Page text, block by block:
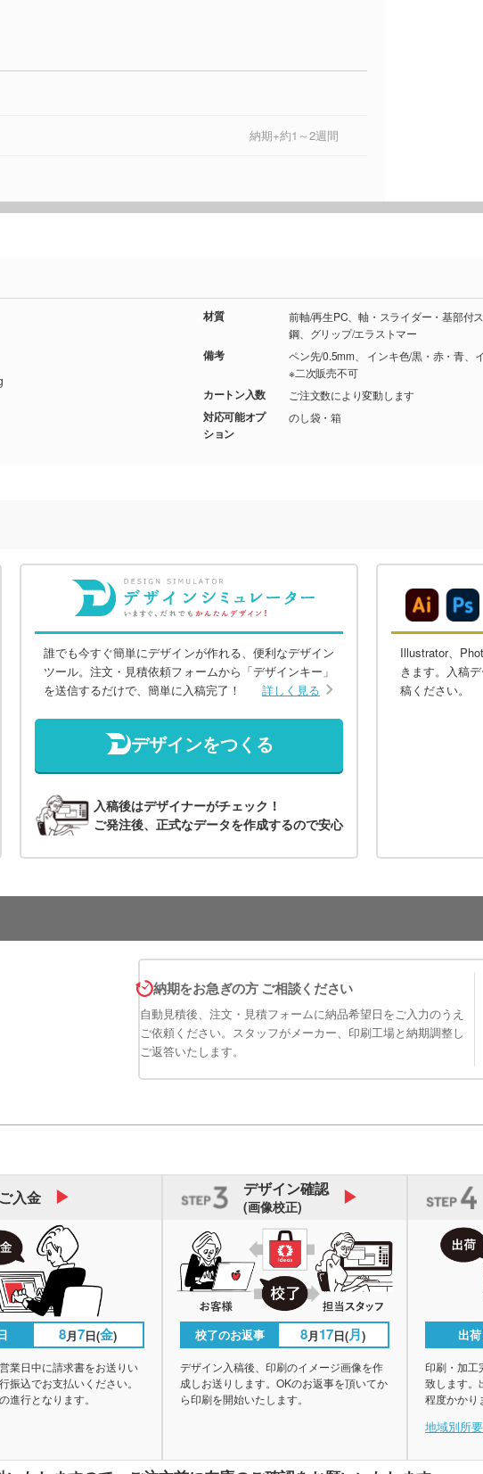
納期+約1～2週間
材質
前軸/再生PC、軸・スライダー・基部付
鋼、グリップ/エラストマー
備考
ペン先/0.5mm、 インキ色/黒・赤・青、
※二次販売不可
カートン入数 ご注文数により変動します
対応可能オプ
ション
のし袋・箱
誰でも今すぐ簡単にデザインが作れる、便利なデザイン
ツール。注文・見積依頼フォームから「デザインキー」
を送信するだけで、簡単に入稿完了！
詳しく見る
デザインをつくる
入稿後はデザイナーがチェック！
ご発注後、正式なデータを作成するので安心
Illustrator、
きます。入稿
稿ください。
納期をお急ぎの方 ご相談ください
自動見積後、注文・見積フォームに納品希望日をご入力のうえ
ご依頼ください。スタッフがメーカー、印刷工場と納期調整し
ご返答いたします。
ご入金
8月7日(金)
業日中に請求書をお送りい
振込でお支払いください。
進行となります。
デザイン確認
(画像校正)
校了のお返事 8月17日(月)
デザイン入稿後、印刷のイメージ画像を作
成しお送りします。OKのお返事を頂いてか
ら印刷を開始いたします。
出
印刷・加工
致します。
程度かかり
地域別所